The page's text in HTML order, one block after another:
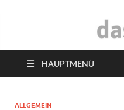
das
HAUPTMENÜ
ALLGEMEIN